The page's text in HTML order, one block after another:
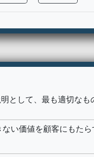
として、最も適切なも
い価値を顧客にもた